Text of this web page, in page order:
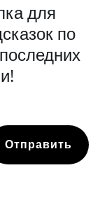
для
по
Отправить